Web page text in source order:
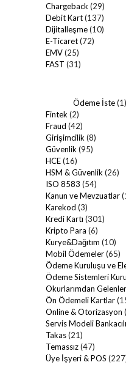
Chargeback (29)
Debit Kart(137)
Dijitalleşme(10)
E-Ticaret(72)
EMV(25)
FAST (31)
Ödeme İste(1)
Fintek (2)
Fraud (42)
Girişimcilik (8)
Güvenlik (95)
HCE(16)
HSM & Güvenlik (26)
ISO 8583 (54)
Kanun ve Mevzuatlar
Karekod (3)
Kredi Kartı (301)
Kripto Para (6)
Kurye&Dağıtım (10)
Mobil Ödemeler(65)
Ödeme Kuruluşu ve
Ödeme Sistemleri
Okurlarımdan Gelenler
Ön Ödemeli Kartlar
Online & Otorizasyon
Servis Modeli
Takas(21)
Temassız(47)
Üye İşyeri & POS